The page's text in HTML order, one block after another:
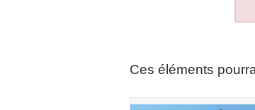
Ces éléments